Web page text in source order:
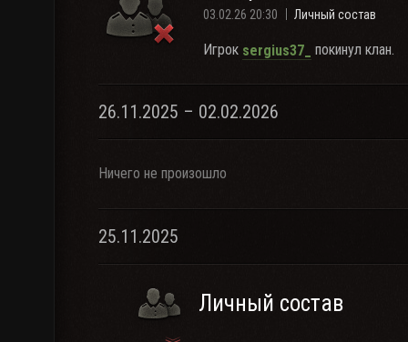
03.02.26 20:30 Личный состав
Игрок sergius37_ покинул клан.
26.11.2025 – 02.02.2026
Ничего не произошло
25.11.2025
Личный состав